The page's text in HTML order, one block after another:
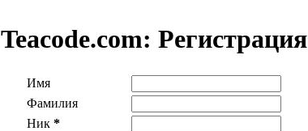
Teacode.com: Регистрация
Имя
Фамилия
Ник *